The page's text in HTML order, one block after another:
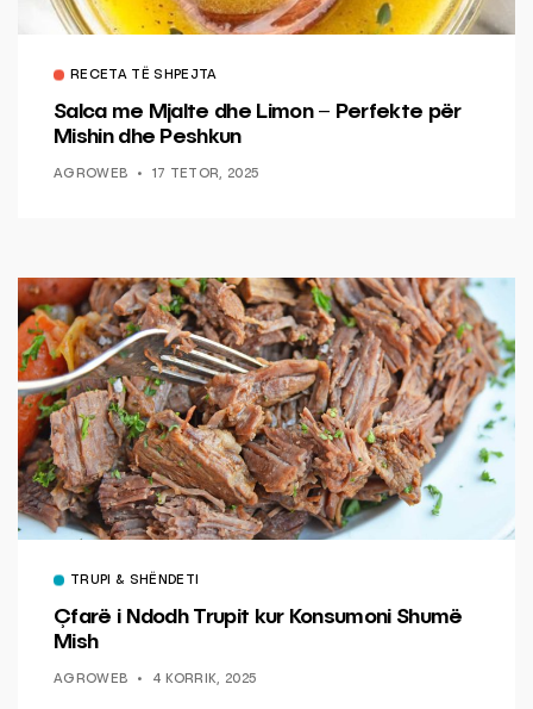
RECETA TË SHPEJTA
Salca me Mjalte dhe Limon – Perfekte për
Mishin dhe Peshkun
AGROWEB 17 TETOR, 2025
TRUPI & SHËNDETI
Çfarë i Ndodh Trupit kur Konsumoni Shumë
Mish
AGROWEB 4 KORRIK, 2025